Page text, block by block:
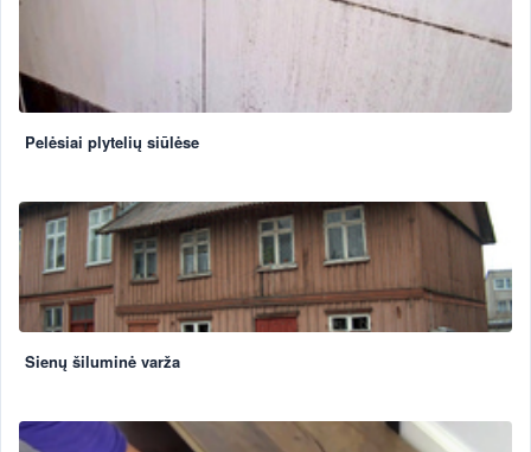
Pelėsiai plytelių siūlėse
Sienų šiluminė varža